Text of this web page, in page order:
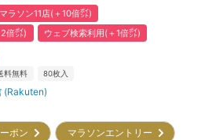
マラソン11店(＋10倍㌽)
倍㌽)
ウェブ検索利用(＋1倍㌽)
料無料 80枚入
(Rakuten)
ポン
マラソンエントリー